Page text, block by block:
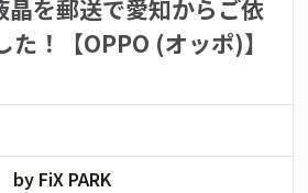
晶を郵送で愛知からご依
た！【OPPO (オッポ)】
by FiX PARK